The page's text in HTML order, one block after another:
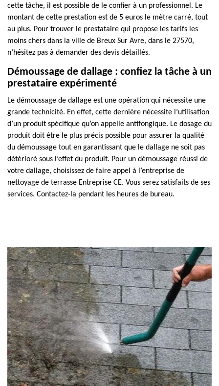
cette tâche, il est possible de le confier à un professionnel. Le
montant de cette prestation est de 5 euros le mètre carré, tout
au plus. Pour trouver le prestataire qui propose les tarifs les
moins chers dans la ville de Breux Sur Avre, dans le 27570,
n’hésitez pas à demander des devis détaillés.
Démoussage de dallage : confiez la tâche à un
prestataire expérimenté
Le démoussage de dallage est une opération qui nécessite une
grande technicité. En effet, cette dernière nécessite l’utilisation
d’un produit spécifique qu’on appelle antifongique. Le dosage du
produit doit être le plus précis possible pour assurer la qualité
du démoussage tout en garantissant que le dallage ne soit pas
détérioré sous l’effet du produit. Pour un démoussage réussi de
votre dallage, choisissez de faire appel à l’entreprise de
nettoyage de terrasse Entreprise CE. Vous serez satisfaits de ses
services. Contactez-la pendant les heures de bureau.